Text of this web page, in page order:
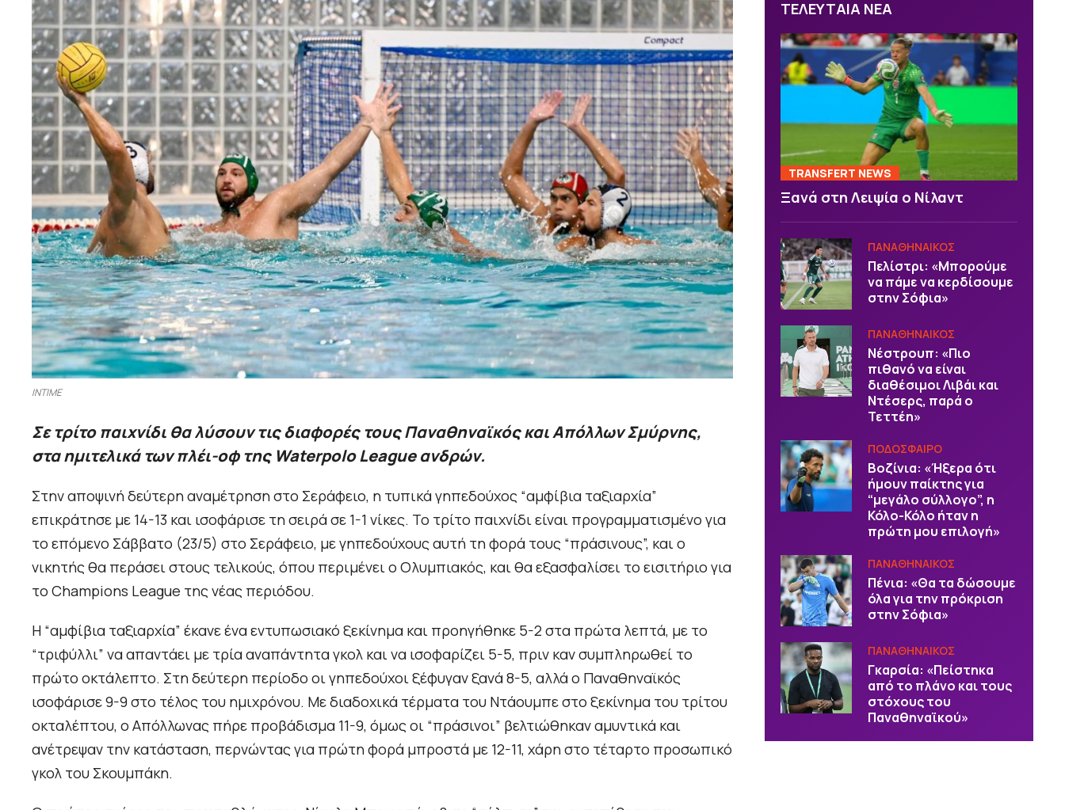
INTIME
Σε τρίτο παιχνίδι θα λύσουν τις διαφορές τους Παναθηναϊκός και Απόλλων Σμύρνης,
στα ημιτελικά των πλέι-οφ της Waterpolo League ανδρών.
Στην αποψινή δεύτερη αναμέτρηση στο Σεράφειο, η τυπικά γηπεδούχος “αμφίβια ταξιαρχία”
επικράτησε με 14-13 και ισοφάρισε τη σειρά σε 1-1 νίκες. Το τρίτο παιχνίδι είναι προγραμματισμένο για
το επόμενο Σάββατο (23/5) στο Σεράφειο, με γηπεδούχους αυτή τη φορά τους “πράσινους”, και ο
νικητής θα περάσει στους τελικούς, όπου περιμένει ο Ολυμπιακός, και θα εξασφαλίσει το εισιτήριο για
το Champions League της νέας περιόδου.
Η “αμφίβια ταξιαρχία” έκανε ένα εντυπωσιακό ξεκίνημα και προηγήθηκε 5-2 στα πρώτα λεπτά, με το
“τριφύλλι” να απαντάει με τρία αναπάντητα γκολ και να ισοφαρίζει 5-5, πριν καν συμπληρωθεί το
πρώτο οκτάλεπτο. Στη δεύτερη περίοδο οι γηπεδούχοι ξέφυγαν ξανά 8-5, αλλά ο Παναθηναϊκός
ισοφάρισε 9-9 στο τέλος του ημιχρόνου. Με διαδοχικά τέρματα του Ντάουμπε στο ξεκίνημα του τρίτου
οκταλέπτου, ο Απόλλωνας πήρε προβάδισμα 11-9, όμως οι “πράσινοι” βελτιώθηκαν αμυντικά και
ανέτρεψαν την κατάσταση, περνώντας για πρώτη φορά μπροστά με 12-11, χάρη στο τέταρτο προσωπικό
γκολ του Σκουμπάκη.
ΤΕΛΕΥΤΑΙΑ ΝΕΑ
TRANSFERT NEWS
Ξανά στη Λειψία ο Νίλαντ
ΠΑΝΑΘΗΝΑΙΚΟΣ
Πελίστρι: «Μπορούμε
να πάμε να κερδίσουμε
στην Σόφια»
ΠΑΝΑΘΗΝΑΙΚΟΣ
Νέστρουπ: «Πιο
πιθανό να είναι
διαθέσιμοι Λιβάι και
Ντέσερς, παρά ο
Τεττέη»
ΠΟΔΟΣΦΑΙΡΟ
Βοζίνια: «Ήξερα ότι
ήμουν παίκτης για
“μεγάλο σύλλογο”, η
Κόλο-Κόλο ήταν η
πρώτη μου επιλογή»
ΠΑΝΑΘΗΝΑΙΚΟΣ
Πένια: «Θα τα δώσουμε
όλα για την πρόκριση
στην Σόφια»
ΠΑΝΑΘΗΝΑΙΚΟΣ
Γκαρσία: «Πείστηκα
από το πλάνο και τους
στόχους του
Παναθηναϊκού»